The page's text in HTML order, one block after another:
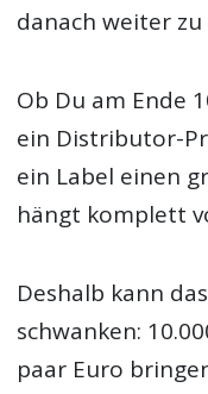
danach weiter
Ob Du am Ende
ein Distributor-
ein Label einen
hängt komplett
Deshalb kann
schwanken:
paar Euro